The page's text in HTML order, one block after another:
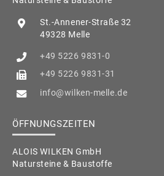
St.-Annener-Straße 32
49328 Melle
+49 5226 9831-0
+49 5226 9831-31
info@wilken-melle.de
ÖFFNUNGSZEITEN
ALOIS WILKEN GmbH
Natursteine & Baustoffe